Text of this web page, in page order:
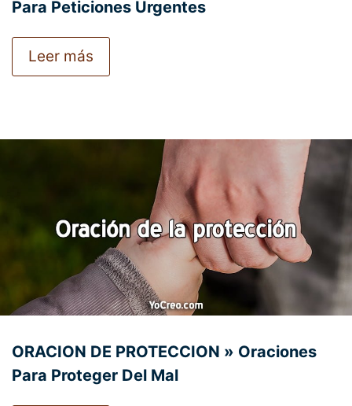
Para Peticiones Urgentes
Leer más
ORACION DE PROTECCION » Oraciones
Para Proteger Del Mal